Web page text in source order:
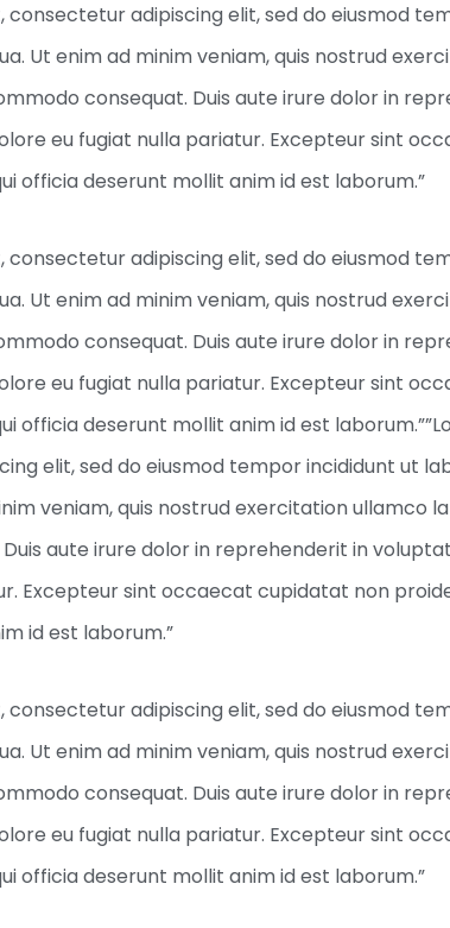
consectetur adipiscing elit, sed do eiusmod
Ut enim ad minim veniam, quis nostrud
consequat. Duis aute irure dolor in
eu fugiat nulla pariatur. Excepteur sint
officia deserunt mollit anim id est laborum.”
consectetur adipiscing elit, sed do eiusmod
Ut enim ad minim veniam, quis nostrud
consequat. Duis aute irure dolor in
eu fugiat nulla pariatur. Excepteur sint
officia deserunt mollit anim id est
elit, sed do eiusmod tempor incididunt ut
veniam, quis nostrud exercitation ullamco
aute irure dolor in reprehenderit in
Excepteur sint occaecat cupidatat non
id est laborum.”
consectetur adipiscing elit, sed do eiusmod
Ut enim ad minim veniam, quis nostrud
consequat. Duis aute irure dolor in
eu fugiat nulla pariatur. Excepteur sint
officia deserunt mollit anim id est laborum.”